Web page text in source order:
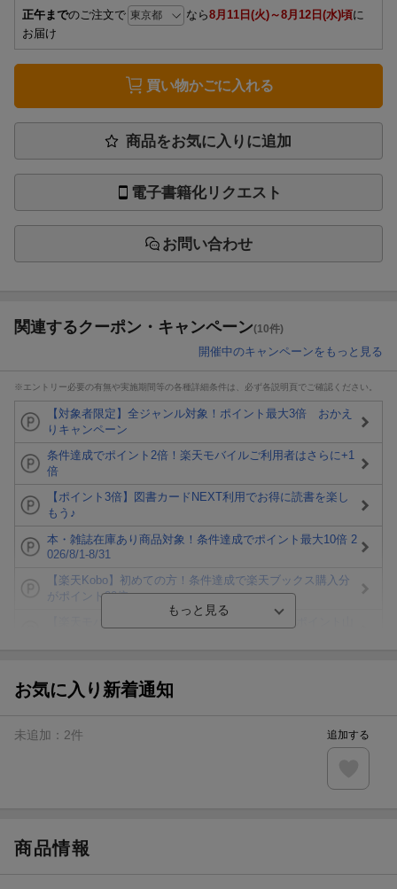
正午までのご注文で なら8月11日(火)～8月12日(水)頃に
お届け
買い物かごに入れる
商品をお気に入りに追加
電子書籍化リクエスト
お問い合わせ
関連するクーポン・キャンペーン(10件)
開催中のキャンペーンをもっと見る
※エントリー必要の有無や実施期間等の各種詳細条件は、必ず各説明頁でご確認ください。
【対象者限定】全ジャンル対象！ポイント最大3倍 おかえ
りキャンペーン
条件達成でポイント2倍！楽天モバイルご利用者はさらに+1
倍
【ポイント3倍】図書カードNEXT利用でお得に読書を楽し
もう♪
本・雑誌在庫あり商品対象！条件達成でポイント最大10倍 2
026/8/1-8/31
【楽天Kobo】初めての方！条件達成で楽天ブックス購入分
がポイント20倍
ト山分け
エントリー＆3,000円以上購入で無料データSIM（3GB/月プ
楽天モバイル紹介キャンペーンの拡散で300円OFFクーポン
お気に入り新着通知
未追加： 2件 追加する
商品情報